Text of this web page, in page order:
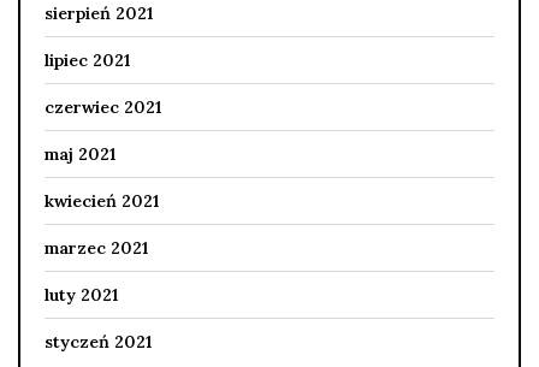
sierpień 2021
lipiec 2021
czerwiec 2021
maj 2021
kwiecień 2021
marzec 2021
luty 2021
styczeń 2021